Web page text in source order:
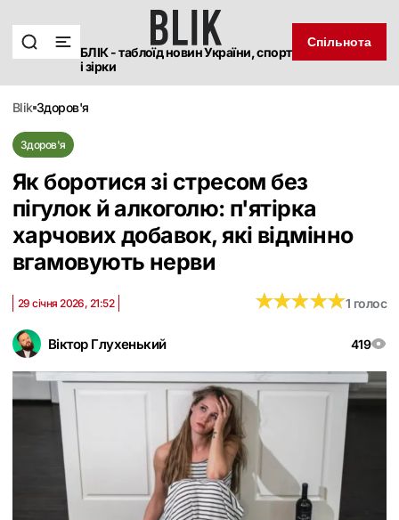
БЛІК - таблоїд новин України, спорт
і зірки
Спільнота
blik здоров'я
Здоров'я
Як боротися зі стресом без
пігулок й алкоголю: п'ятірка
харчових добавок, які відмінно
вгамовують нерви
Віктор Глухенький 419
29 січня 2026, 21:52 ★★★★★
★★★★★1 голос